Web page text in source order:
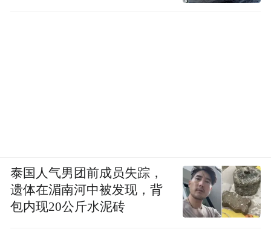
泰国人气男团前成员失踪，
遗体在湄南河中被发现，背
包内现20公斤水泥砖